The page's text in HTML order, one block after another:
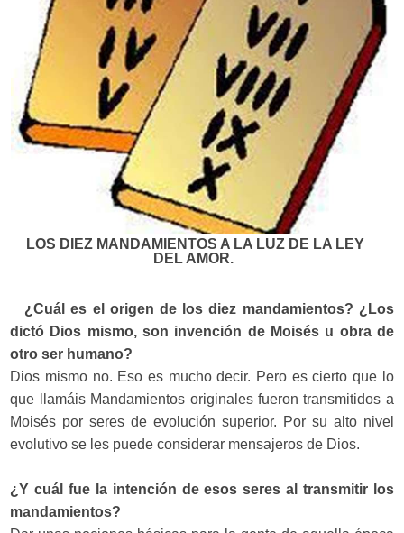
LOS DIEZ MANDAMIENTOS A LA LUZ DE LA LEY
DEL AMOR.
¿Cuál es el origen de los diez mandamientos? ¿Los
dictó Dios mismo, son invención de Moisés u obra de
otro ser humano?
Dios mismo no. Eso es mucho decir. Pero es cierto que lo
que llamáis Mandamientos originales fueron transmitidos a
Moisés por seres de evolución superior. Por su alto nivel
evolutivo se les puede considerar mensajeros de Dios.
¿Y cuál fue la intención de esos seres al transmitir los
mandamientos?